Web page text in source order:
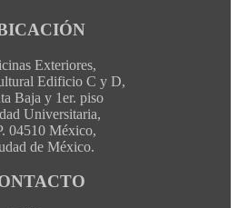
Exteriores,
Edificio C y D,
Baja y 1er. piso
Universitaria,
04510 México,
de México.